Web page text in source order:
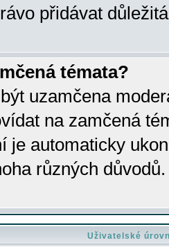
přidávat
témata?
uzamčena
na zamčená
je automaticky
různých důvodů.
Uživatelské